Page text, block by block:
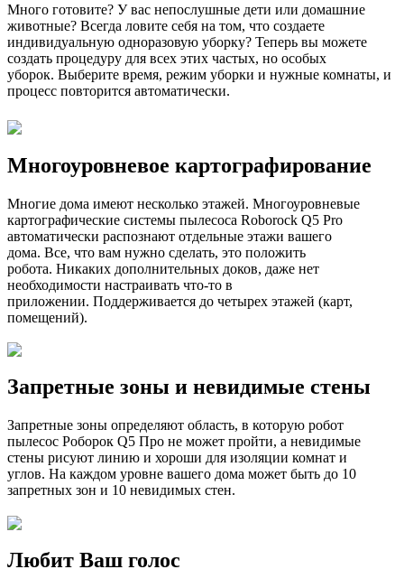
Много готовите? У вас непослушные дети или домашние
животные? Всегда ловите себя на том, что создаете
индивидуальную одноразовую уборку? Теперь вы можете
создать процедуру для всех этих частых, но особых
уборок. Выберите время, режим уборки и нужные комнаты, и
процесс повторится автоматически.
Многоуровневое картографирование
Многие дома имеют несколько этажей. Многоуровневые
картографические системы пылесоса Roborock Q5 Pro
автоматически распознают отдельные этажи вашего
дома. Все, что вам нужно сделать, это положить
робота. Никаких дополнительных доков, даже нет
необходимости настраивать что-то в
приложении. Поддерживается до четырех этажей (карт,
помещений).
Запретные зоны и невидимые стены
Запретные зоны определяют область, в которую робот
пылесос Роборок Q5 Про не может пройти, а невидимые
стены рисуют линию и хороши для изоляции комнат и
углов. На каждом уровне вашего дома может быть до 10
запретных зон и 10 невидимых стен.
Любит Ваш голос